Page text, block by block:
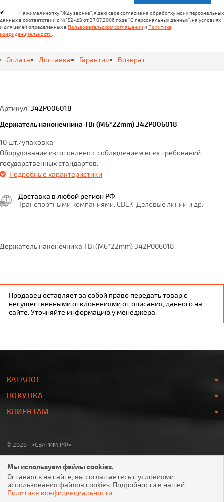
Нажимая кнопку "Жду звонка", я даю свое согласие на обработку моих персональных
данных в соответствии с №152-ФЗ от 27.07.2006 года "О персональных данных", на условиях
и для целей определенных в Пользовательском соглашении и Политике
конфиденциальности
Оплата Доставка Гарантия Возврат
Артикул: 342P006018
Держатель наконечника TBi (М6*22mm) 342P006018
10 шт./упаковка
Оборудование изготовлено с соблюдением всех требований
государственных стандартов.
Подробные характеристики
Доставка в любой регион РФ
Транспортными компаниями: CDEK, Деловые линии и др.
Держатель наконечника TBi (М6*22mm) 342P006018
Продавец оставляет за собой право передать товар с
несущественными отклонениями от описания, данного на
сайте. Уточняйте информацию у менеджера.
КАТАЛОГ
ПОКУПКА
КЛИЕНТАМ
© 2026 | «СВАРИМ.РФ»
8-800-700-78-07
Звонок по России БЕСПЛАТНЫЙ
Мы используем файлы cookies.
Оставаясь на сайте, вы соглашаетесь с условиями
использования файлов cookies. Подробности в нашей
Политике конфиденциальности